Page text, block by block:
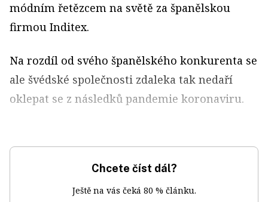
módním řetězcem na světě za španělskou
firmou Inditex.
Na rozdíl od svého španělského konkurenta se
ale švédské společnosti zdaleka tak nedaří
oklepat se z následků pandemie koronaviru.
Chcete číst dál?
Ještě na vás čeká 80 % článku.